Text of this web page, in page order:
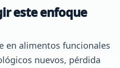
este enfoque
en alimentos funcionales
nuevos, pérdida